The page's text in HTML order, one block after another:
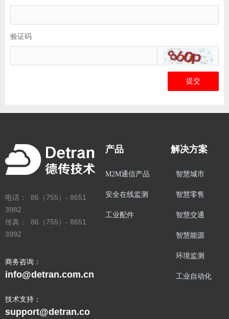
验证码
提交
电话： 86（755）- 8651
3982
传真： 86（755）- 8651
3992
商务咨询：
info@detran.com.cn
技术支持：
support@detran.co
产品
M2M通信产品
安全在线监测
工业配件
智慧城市
智慧零售
智慧交通
智慧能源
环境监测
工业自动化
解决方案